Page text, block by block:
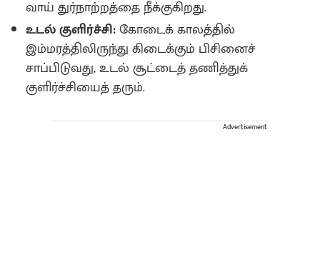
வாய் துர்நாற்றத்தை நீக்குகிறது.
உடல் குளிர்ச்சி:கோடைக் காலத்தில்
இம்மரத்திலிருந்து கிடைக்கும் பிசினைச்
சாப்பிடுவது, உடல் சூட்டைத் தணித்துக்
குளிர்ச்சியைத் தரும்.
Advertisement